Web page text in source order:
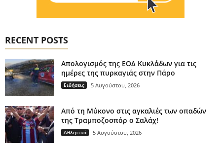
RECENT POSTS
Απολογισμός της ΕΟΔ Κυκλάδων για τις
ημέρες της πυρκαγιάς στην Πάρο
Ειδήσεις 5 Αυγούστου, 2026
Από τη Μύκονο στις αγκαλιές των οπαδών
της Τραμποζοσπόρ ο Σαλάχ!
Αθλητικά 5 Αυγούστου, 2026